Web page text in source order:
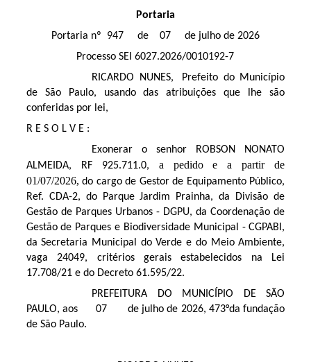
Portaria
Portaria nº 947 de 07 de julho de 2026
Processo SEI 6027.2026/0010192-7
RICARDO NUNES, Prefeito do Município
de São Paulo, usando das atribuições que lhe são
conferidas por lei,
R E S O L V E :
Exonerar o senhor ROBSON NONATO
ALMEIDA, RF 925.711.0, a pedido e a partir de
01/07/2026,do cargo de Gestor de Equipamento Público,
Ref. CDA-2, do Parque Jardim Prainha, da Divisão de
Gestão de Parques Urbanos - DGPU, da Coordenação de
Gestão de Parques e Biodiversidade Municipal - CGPABI,
da Secretaria Municipal do Verde e do Meio Ambiente,
vaga 24049, critérios gerais estabelecidos na Lei
17.708/21 e do Decreto 61.595/22.
PREFEITURA DO MUNICÍPIO DE SÃO
PAULO, aos 07 de julho de 2026, 473°da fundação
de São Paulo.